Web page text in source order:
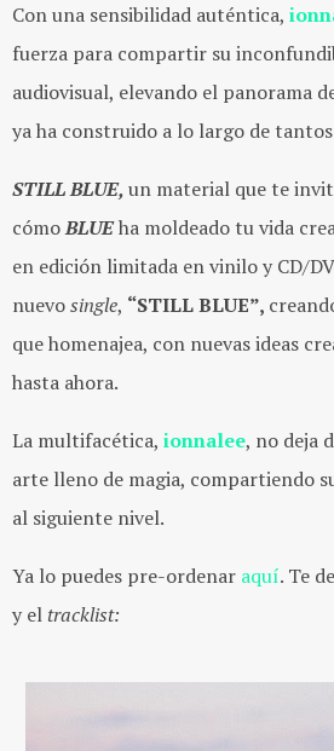
Con una sensibilidad auténtica,
fuerza para compartir su
audiovisual, elevando el panorama
ya ha construido a lo largo de
STILLBLUE,un material que te
cómoBLUEha moldeado tu vida
en edición limitada en vinilo y CD/
nuevosingle, “STILL BLUE”,
que homenajea, con nuevas ideas
hasta ahora.
La multifacética, ionnalee, no deja
arte lleno de magia, compartiendo
al siguiente nivel.
Ya lo puedes pre-ordenar aquí. Te
y el tracklist: